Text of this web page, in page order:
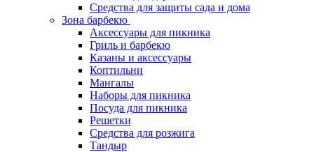
Средства для защиты сада и дома
Зона барбекю
Аксессуары для пикника
Гриль и барбекю
Казаны и аксессуары
Коптильни
Мангалы
Наборы для пикника
Посуда для пикника
Решетки
Средства для розжига
Тандыр